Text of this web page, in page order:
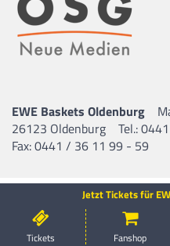
Tickets Fanshop
Jetzt Tickets für
EWE Baskets Oldenburg
26123 Oldenburg
Tel.:
Fax: 0441 / 36 11 99 - 59